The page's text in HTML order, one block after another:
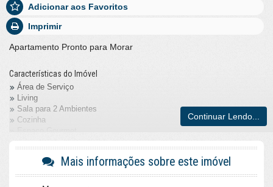
Adicionar aos Favoritos
Imprimir
Apartamento Pronto para Morar
Características do Imóvel
Área de Serviço
Living
Sala para 2 Ambientes
Cozinha
Espaço Gourmet
Sacada Técnica
Demi-Suíte
Continuar Lendo...
Mais informações sobre este imóvel